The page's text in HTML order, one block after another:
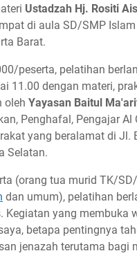
Ustadzah Hj. Rositi
di aula SD/SMP
Barat.
peserta, pelatihan
11.00 dengan materi,
oleh Yayasan Baitul
Penghafal, Pengajar Al
yang beralamat di Jl.
Selatan.
(orang tua murid TK/SD/
dan umum), pelatihan
Kegiatan yang membuka
betapa pentingnya
jenazah terutama bagi